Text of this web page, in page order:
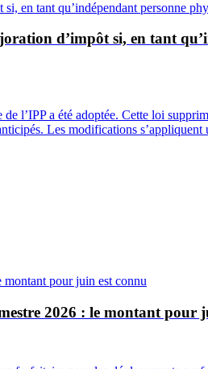
d’impôt si, en tant
l’IPP a été adoptée. Cette loi
Les modifications
2026 : le montant pour